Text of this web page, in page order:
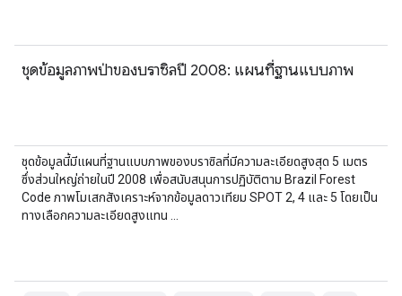
ชุดข้อมูลภาพป่าของบราซิลปี 2008: แผนที่ฐานแบบภาพ
ชุดข้อมูลนี้มีแผนที่ฐานแบบภาพของบราซิลที่มีความละเอียดสูงสุด 5 เมตร
ซึ่งส่วนใหญ่ถ่ายในปี 2008 เพื่อสนับสนุนการปฏิบัติตาม Brazil Forest
Code ภาพโมเสกสังเคราะห์จากข้อมูลดาวเทียม SPOT 2, 4 และ 5 โดยเป็น
ทางเลือกความละเอียดสูงแทน …